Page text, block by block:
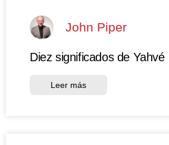
John Piper
Diez significados de Yahvé
Leer más